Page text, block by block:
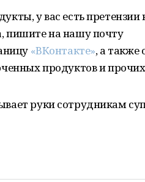
у вас есть претензии
пишите на нашу почту
«ВКонтакте», а также
продуктов и
руки сотрудникам